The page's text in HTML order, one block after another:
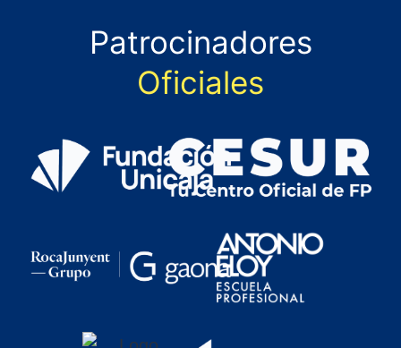
Patrocinadores
Oficiales